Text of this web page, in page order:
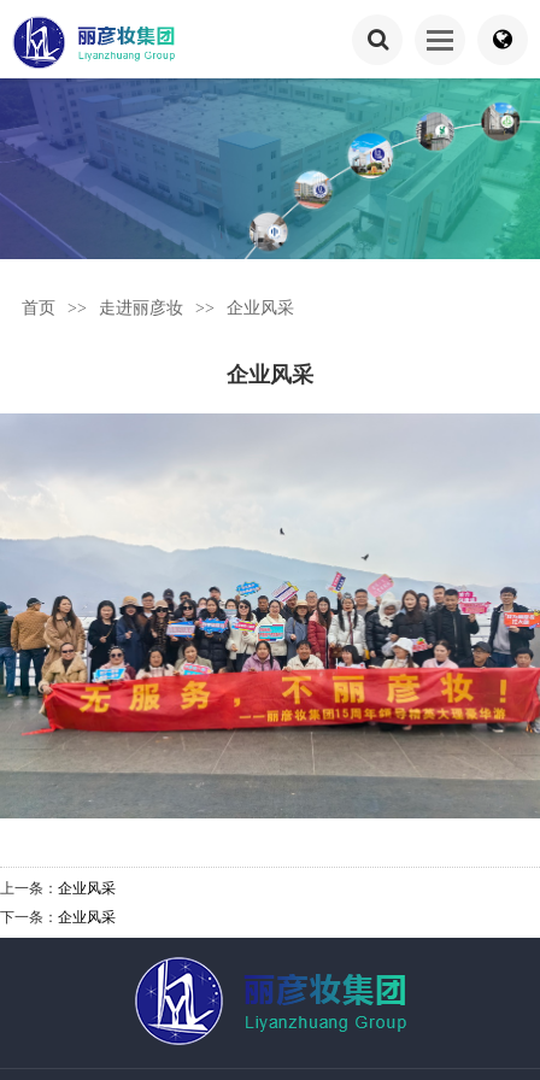
首页 >> 走进丽彦妆 >> 企业风采
企业风采
上一条： 企业风采
下一条： 企业风采